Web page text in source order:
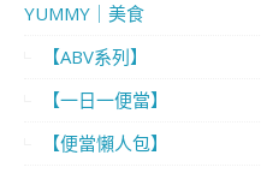
YUMMY｜美食
【ABV系列】
【一日一便當】
【便當懶人包】